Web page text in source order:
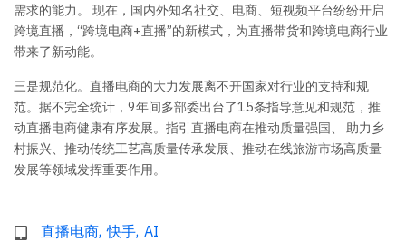
需求的能力。 现在，国内外知名社交、电商、短视频平台纷纷开启
跨境直播，“跨境电商+直播”的新模式，为直播带货和跨境电商行业
带来了新动能。
三是规范化。直播电商的大力发展离不开国家对行业的支持和规
范。据不完全统计，9年间多部委出台了15条指导意见和规范，推
动直播电商健康有序发展。指引直播电商在推动质量强国、 助力乡
村振兴、推动传统工艺高质量传承发展、推动在线旅游市场高质量
发展等领域发挥重要作用。
直播电商 快手 AI